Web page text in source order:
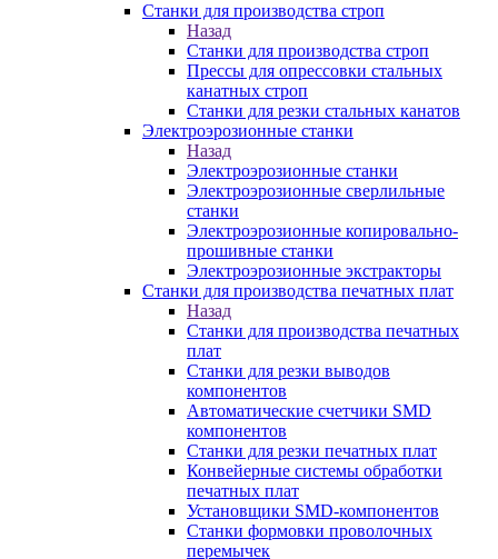
Станки для производства строп
Назад
Станки для производства строп
Прессы для опрессовки стальных
канатных строп
Станки для резки стальных канатов
Электроэрозионные станки
Назад
Электроэрозионные станки
Электроэрозионные сверлильные
станки
Электроэрозионные копировально-
прошивные станки
Электроэрозионные экстракторы
Станки для производства печатных плат
Назад
Станки для производства печатных
плат
Станки для резки выводов
компонентов
Автоматические счетчики SMD
компонентов
Станки для резки печатных плат
Конвейерные системы обработки
печатных плат
Установщики SMD-компонентов
Станки формовки проволочных
перемычек